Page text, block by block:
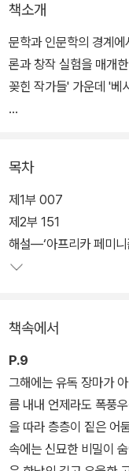
책소개
문학과 인문학의 경계
론과 창작 실험을 매개
꽂힌 작가들' 가운데 '베
식민주의, 페미니즘, 탈
되는 대표적 작가다.
영미 문학사에서 찾아보
론이 간과하고 일탈한
던 남아공에서 백인 어
인 '컬러드Coloured'이
으로 만연한 인종-성-
정치활동으로 고국 남
권을 거부당한 채 떠돌
곳곳에 아주 짙게 투영
목차
제1부 007
제2부 151
책속에서
P.9
그해에는 유독 장마가
름 내내 언제라도 폭풍
을 따라 층층이 짙은 어
속에는 신묘한 비밀이